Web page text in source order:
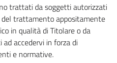
trattati da soggetti autorizzati
del trattamento appositamente
in qualità di Titolare o da
accedervi in forza di
e normative.